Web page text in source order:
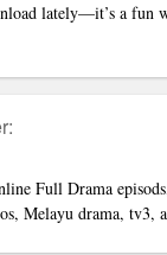
lately—it’s a fun
Full Drama
Melayu drama, tv3,